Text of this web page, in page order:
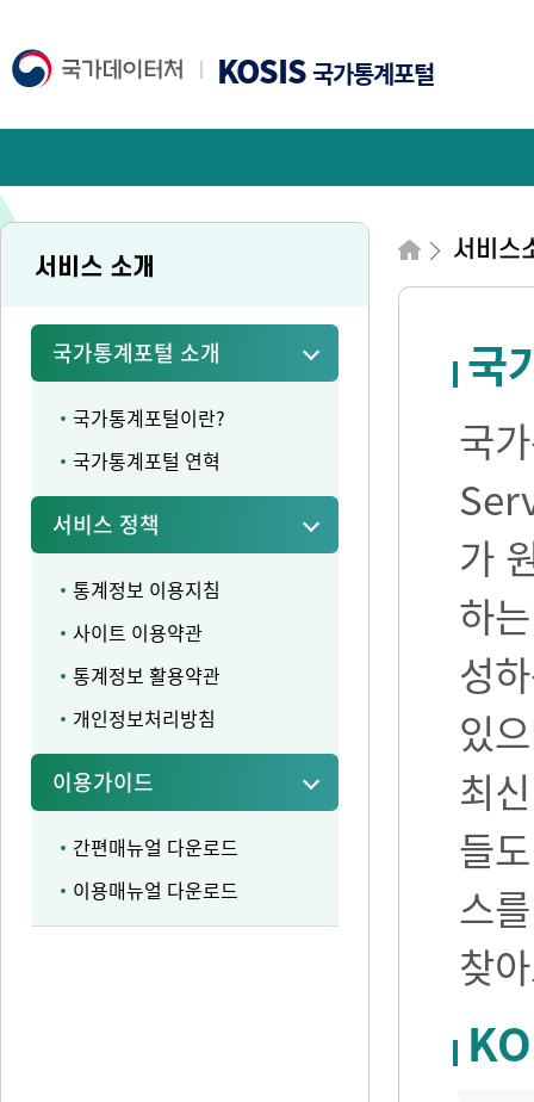
KOSIS국가통계포털
서비스 소개
국가통계포털 소개
국가통계포털이란?
국가통계포털 연혁
서비스 정책
통계정보 이용지침
사이트 이용약관
통계정보 활용약관
개인정보처리방침
이용가이드
간편매뉴얼 다운로드
이용매뉴얼 다운로드
서비스
국
국
가
하
성
있
최
들
스
찾